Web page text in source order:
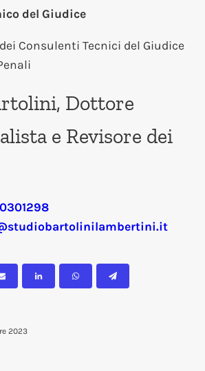
del Giudice
Consulenti Tecnici del Giudice
Dottore
e Revisore dei
2023